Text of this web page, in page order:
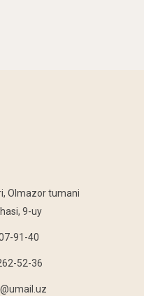
Olmazor tumani
9-uy
91-40
52-36